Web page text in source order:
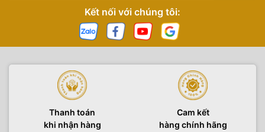
Kết nối với chúng tôi:
Thanh toán
khi nhận hàng
Cam kết
hàng chính hãng